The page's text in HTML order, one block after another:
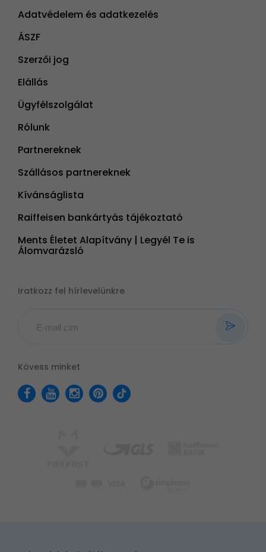
Adatvédelem és adatkezelés
ÁSZF
Szerzői jog
Elállás
Ügyfélszolgálat
Rólunk
Partnereknek
Szállásos partnereknek
Kívánságlista
Raiffeisen bankártyás tájékoztató
Ments Életet Alapítvány | Legyél Te is
Álomvarázsló
Iratkozz fel hírlevelünkre
Kövess minket